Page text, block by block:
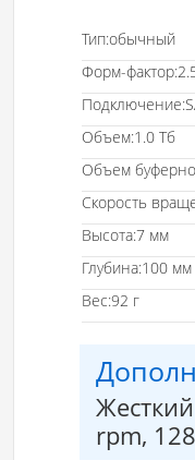
Тип:обычный
Форм-
Объем:1.0 Тб
Объем
Скорость
Высота:7 мм
Глубина:100 мм
Вес:92 г
rpm,